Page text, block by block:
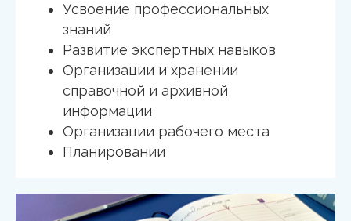
Усвоение профессиональных
знаний
Развитие экспертных навыков
Организации и хранении
справочной и архивной
информации
Организации рабочего места
Планировании